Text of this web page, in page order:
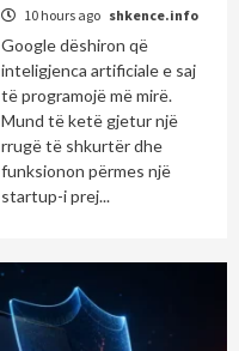
10 hours ago shkence.info
Google dëshiron që
inteligjenca artificiale e saj
të programojë më mirë.
Mund të ketë gjetur një
rrugë të shkurtër dhe
funksionon përmes një
startup-i prej...